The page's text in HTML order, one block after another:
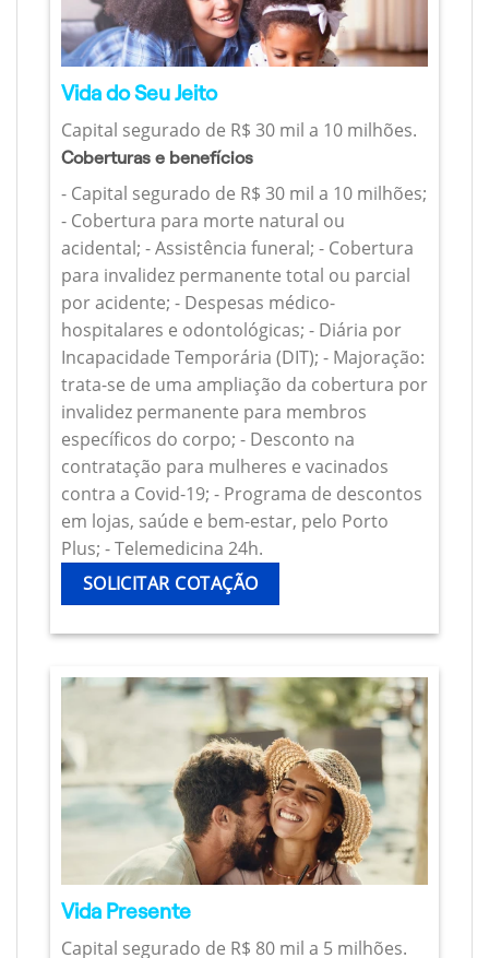
Vida do Seu Jeito
Capital segurado de R$ 30 mil a 10 milhões.
Coberturas e benefícios
- Capital segurado de R$ 30 mil a 10 milhões;
- Cobertura para morte natural ou
acidental; - Assistência funeral; - Cobertura
para invalidez permanente total ou parcial
por acidente; - Despesas médico-
hospitalares e odontológicas; - Diária por
Incapacidade Temporária (DIT); - Majoração:
trata-se de uma ampliação da cobertura por
invalidez permanente para membros
específicos do corpo; - Desconto na
contratação para mulheres e vacinados
contra a Covid-19; - Programa de descontos
em lojas, saúde e bem-estar, pelo Porto
Plus; - Telemedicina 24h.
SOLICITAR COTAÇÃO
Vida Presente
Capital segurado de R$ 80 mil a 5 milhões.